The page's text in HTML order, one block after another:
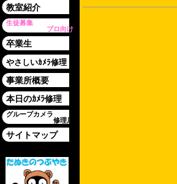
教室紹介
生徒募集
プロ向け
卒業生
やさしいｶﾒﾗ修理
事業所概要
本日のｶﾒﾗ修理
グループカメラ
修理店
サイトマップ